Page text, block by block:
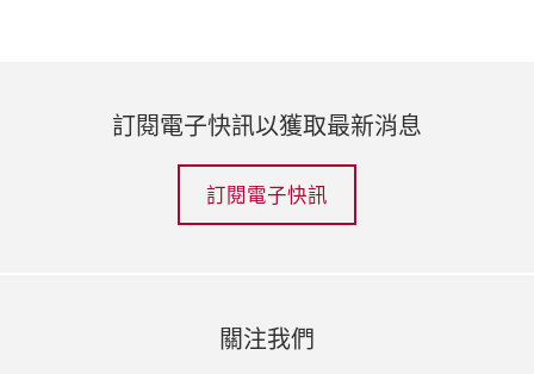
訂閱電子快訊以獲取最新消息
訂閱電子快訊
關注我們